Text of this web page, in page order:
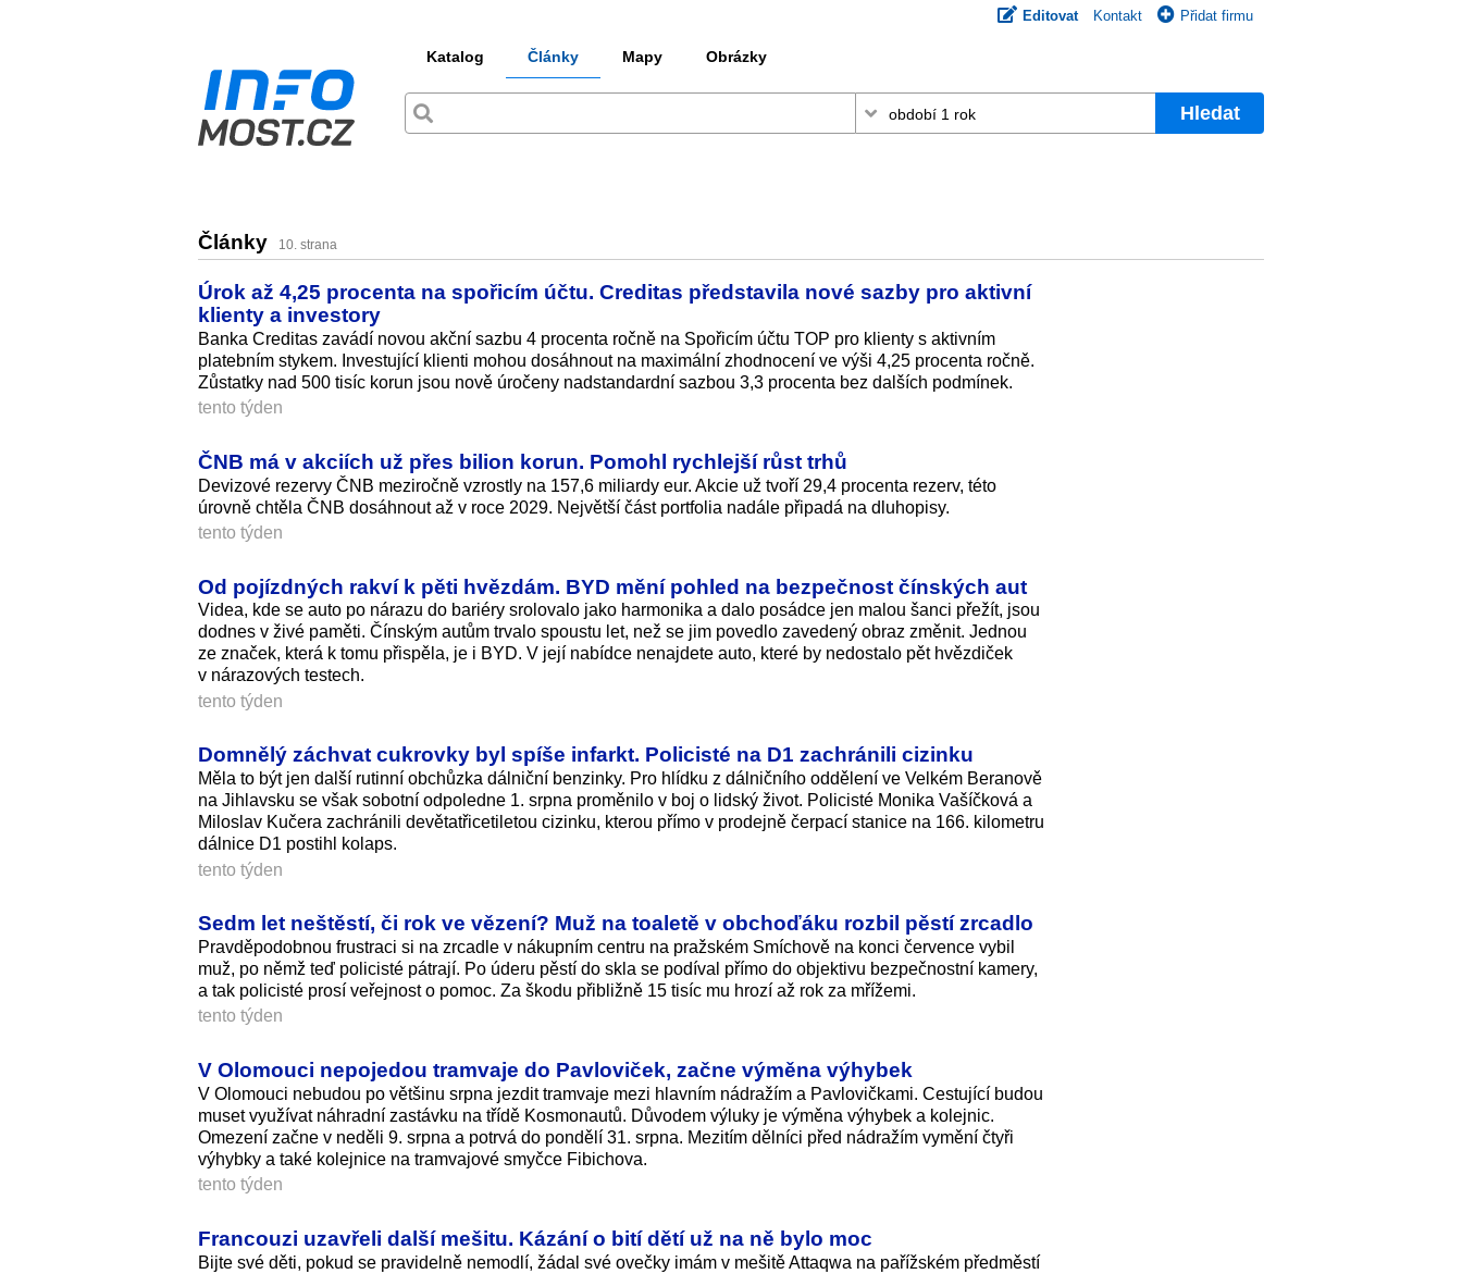
Editovat Kontakt Přidat firmu
Katalog Články Mapy Obrázky
Hledat
Články 10. strana
Úrok až 4,25 procenta na spořicím účtu. Creditas představila nové sazby pro aktivní
klienty a investory
Banka Creditas zavádí novou akční sazbu 4 procenta ročně na Spořicím účtu TOP pro klienty s aktivním
platebním stykem. Investující klienti mohou dosáhnout na maximální zhodnocení ve výši 4,25 procenta ročně.
Zůstatky nad 500 tisíc korun jsou nově úročeny nadstandardní sazbou 3,3 procenta bez dalších podmínek.
tento týden
ČNB má v akciích už přes bilion korun. Pomohl rychlejší růst trhů
Devizové rezervy ČNB meziročně vzrostly na 157,6 miliardy eur. Akcie už tvoří 29,4 procenta rezerv, této
úrovně chtěla ČNB dosáhnout až v roce 2029. Největší část portfolia nadále připadá na dluhopisy.
tento týden
Od pojízdných rakví k pěti hvězdám. BYD mění pohled na bezpečnost čínských aut
Videa, kde se auto po nárazu do bariéry srolovalo jako harmonika a dalo posádce jen malou šanci přežít, jsou
dodnes v živé paměti. Čínským autům trvalo spoustu let, než se jim povedlo zavedený obraz změnit. Jednou
ze značek, která k tomu přispěla, je i BYD. V její nabídce nenajdete auto, které by nedostalo pět hvězdiček
v nárazových testech.
tento týden
Domnělý záchvat cukrovky byl spíše infarkt. Policisté na D1 zachránili cizinku
Měla to být jen další rutinní obchůzka dálniční benzinky. Pro hlídku z dálničního oddělení ve Velkém Beranově
na Jihlavsku se však sobotní odpoledne 1. srpna proměnilo v boj o lidský život. Policisté Monika Vašíčková a
Miloslav Kučera zachránili devětatřicetiletou cizinku, kterou přímo v prodejně čerpací stanice na 166. kilometru
dálnice D1 postihl kolaps.
tento týden
Sedm let neštěstí, či rok ve vězení? Muž na toaletě v obchoďáku rozbil pěstí zrcadlo
Pravděpodobnou frustraci si na zrcadle v nákupním centru na pražském Smíchově na konci července vybil
muž, po němž teď policisté pátrají. Po úderu pěstí do skla se podíval přímo do objektivu bezpečnostní kamery,
a tak policisté prosí veřejnost o pomoc. Za škodu přibližně 15 tisíc mu hrozí až rok za mřížemi.
tento týden
V Olomouci nepojedou tramvaje do Pavloviček, začne výměna výhybek
V Olomouci nebudou po většinu srpna jezdit tramvaje mezi hlavním nádražím a Pavlovičkami. Cestující budou
muset využívat náhradní zastávku na třídě Kosmonautů. Důvodem výluky je výměna výhybek a kolejnic.
Omezení začne v neděli 9. srpna a potrvá do pondělí 31. srpna. Mezitím dělníci před nádražím vymění čtyři
výhybky a také kolejnice na tramvajové smyčce Fibichova.
tento týden
Francouzi uzavřeli další mešitu. Kázání o bití dětí už na ně bylo moc
Bijte své děti, pokud se pravidelně nemodlí, žádal své ovečky imám v mešitě Attaqwa na pařížském předměstí